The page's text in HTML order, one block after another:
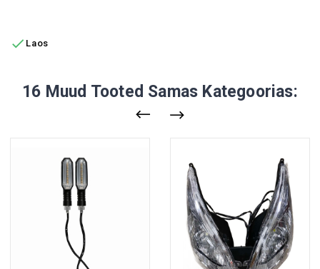
 Laos
16 Muud Tooted Samas Kategoorias: